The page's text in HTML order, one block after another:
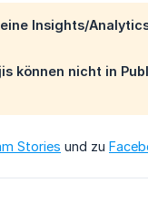
Insights/
können nicht in
Stories und zu